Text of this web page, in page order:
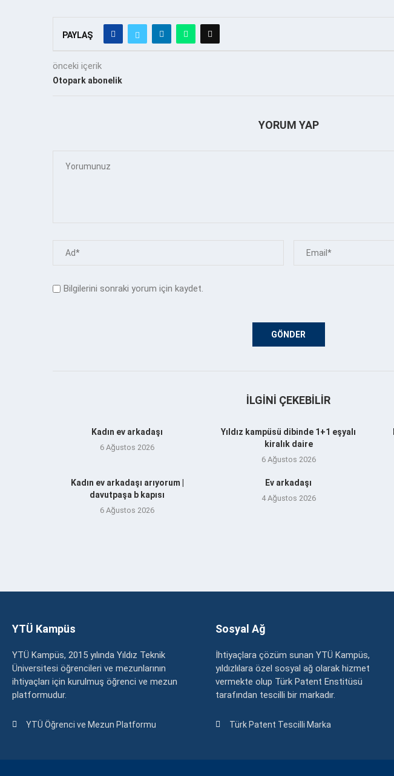
PAYLAŞ
önceki içerik
Otopark abonelik
YORUM YAP
Bilgilerini sonraki yorum için kaydet.
İLGINI ÇEKEBILIR
Kadın ev arkadaşı
6 Ağustos 2026
Yıldız kampüsü dibinde 1+1 eşyalı
kiralık daire
6 Ağustos 2026
Kadın ev arkadaşı arıyorum |
davutpaşa b kapısı
6 Ağustos 2026
Ev arkadaşı
4 Ağustos 2026
YTÜ Kampüs
YTÜ Kampüs, 2015 yılında Yıldız Teknik
Üniversitesi öğrencileri ve mezunlarının
ihtiyaçları için kurulmuş öğrenci ve mezun
platformudur.
YTÜ Öğrenci ve Mezun Platformu
Sosyal Ağ
İhtiyaçlara çözüm sunan YTÜ Kampüs,
yıldızlılara özel sosyal ağ olarak hizmet
vermekte olup Türk Patent Enstitüsü
tarafından tescilli bir markadır.
Türk Patent Tescilli Marka